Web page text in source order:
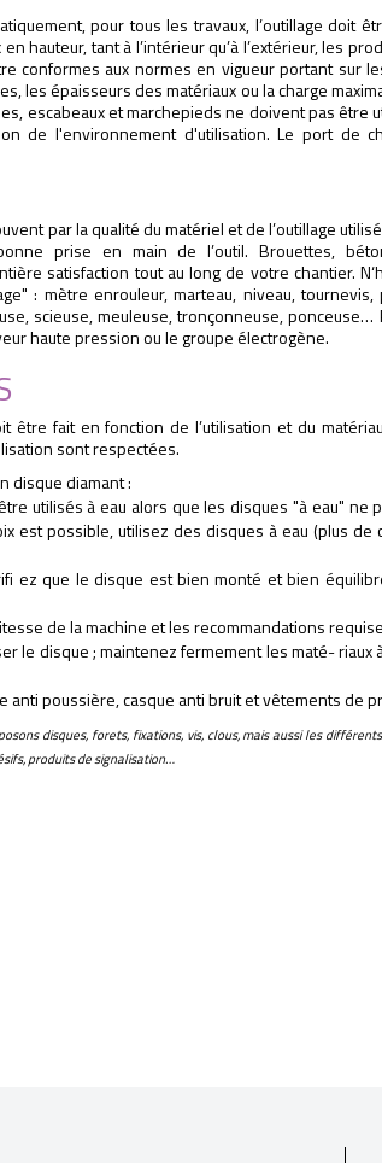
pour tous les travaux, l’outillage doit
hauteur, tant à l’intérieur qu’à l’extérieur, les
conformes aux normes en vigueur portant sur
les épaisseurs des matériaux ou la charge
escabeaux et marchepieds ne doivent pas être
de l'environnement d'utilisation. Le port de
par la qualité du matériel et de l’outillage
prise en main de l’outil. Brouettes,
satisfaction tout au long de votre chantier.
: mètre enrouleur, marteau, niveau,
scieuse, meuleuse, tronçonneuse,
haute pression ou le groupe électrogène.
être fait en fonction de l’utilisation et du
sont respectées.
disque diamant :
utilisés à eau alors que les disques "à eau" ne
est possible, utilisez des disques à eau (plus
ez que le disque est bien monté et bien
de la machine et les recommandations
le disque ; maintenez fermement les maté-
anti poussière, casque anti bruit et vêtements de
disques, forets, fixations, vis, clous, mais aussi les
produits de signalisation…